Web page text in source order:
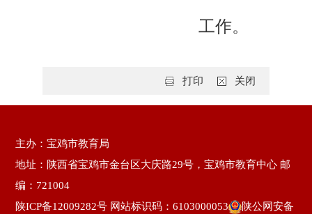
工作。
关闭
打印
主办：宝鸡市教育局
地址：陕西省宝鸡市金台区大庆路29号，宝鸡市教育中心 邮
编：721004
陕ICP备12009282号 网站标识码：6103000053 陕公网安备